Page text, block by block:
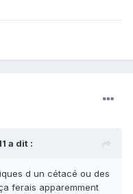
a dit :
d un cétacé ou des
ferais apparemment